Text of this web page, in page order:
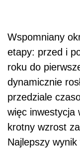
Wspomniany
etapy: przed i
roku do
dynamicznie
przedziale
więc inwestycja
krotny wzrost
Najlepszy